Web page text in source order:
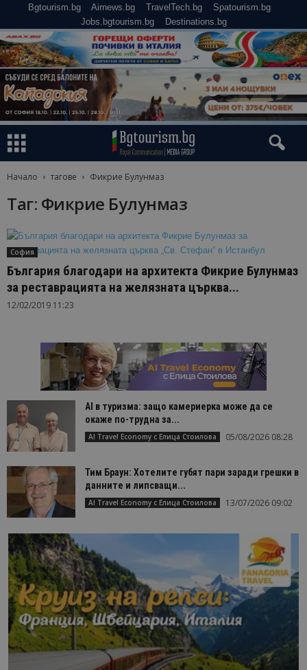
Bgtourism.bg Airnews.bg TravelTech.bg
Spatourism.bg
Jobs.bgtourism.bg
Destinations.bg
Начало тагове Фикрие Булунмаз
Таг: Фикрие Булунмаз
София
България благодари на архитекта Фикрие Булунмаз
за реставрацията на желязната църква...
12/02/2019 11:23
AI в туризма: защо камериерка може да се
окаже по-трудна за...
AI Travel Economy с Елица Стоилова 05/08/2026 08:28
Тим Браун: Хотелите губят пари заради грешки в
данните и липсващи...
AI Travel Economy с Елица Стоилова 13/07/2026 09:02